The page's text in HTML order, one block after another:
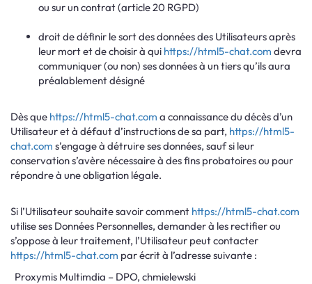
ou sur un contrat (article 20 RGPD)
droit de définir le sort des données des Utilisateurs après
leur mort et de choisir à qui https://html5-chat.com devra
communiquer (ou non) ses données à un tiers qu’ils aura
préalablement désigné
Dès que https://html5-chat.com a connaissance du décès d’un
Utilisateur et à défaut d’instructions de sa part, https://html5-
chat.com s’engage à détruire ses données, sauf si leur
conservation s’avère nécessaire à des fins probatoires ou pour
répondre à une obligation légale.
Si l’Utilisateur souhaite savoir comment https://html5-chat.com
utilise ses Données Personnelles, demander à les rectifier ou
s’oppose à leur traitement, l’Utilisateur peut contacter
https://html5-chat.com par écrit à l’adresse suivante :
Proxymis Multimdia – DPO, chmielewski